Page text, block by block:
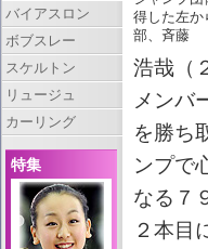
得した左か
部、斉藤
浩哉（
メンバ
を勝ち
ンプで
なる７
２本目
バイアスロン
ボブスレー
スケルトン
リュージュ
カーリング
特集